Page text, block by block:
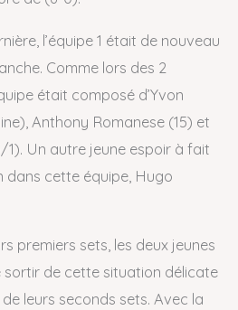
l’équipe 1 était de nouveau
Comme lors des 2
était composé d’Yvon
Anthony Romanese (15) et
1). Un autre jeune espoir à fait
dans cette équipe, Hugo
premiers sets, les deux jeunes
sortir de cette situation délicate
leurs seconds sets. Avec la